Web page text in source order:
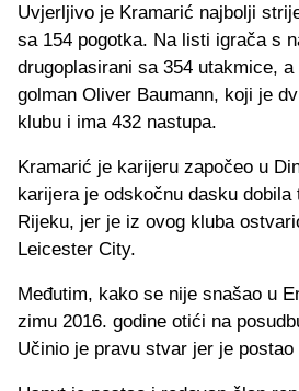
Uvjerljivo je Kramarić najbolji
sa 154 pogotka. Na listi igrača s
drugoplasirani sa 354 utakmice,
golman Oliver Baumann, koji je
klubu i ima 432 nastupa.
Kramarić je karijeru započeo u
karijera je odskočnu dasku dobila
Rijeku, jer je iz ovog kluba
Leicester City.
Međutim, kako se nije snašao u
zimu 2016. godine otići na
Učinio je pravu stvar jer je postao